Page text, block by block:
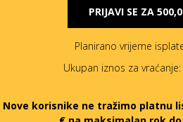
PRIJAVI SE ZA
Planirano vrijeme
Ukupan iznos za vraćanje:
Nove korisnike ne tražimo platnu